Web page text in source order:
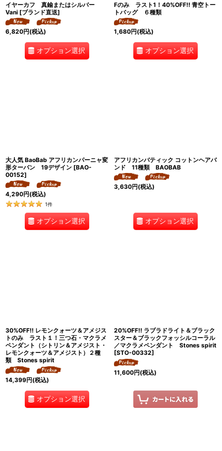
イヤーカフ 真鍮またはシルバー
Vani [ブランド直送]
6,820円(税込)
オプション選択
Fのみ ラスト1！40%OFF!! 青空トー
トバッグ ６種類
1,680円(税込)
オプション選択
大人気 BaoBab アフリカンパーニャ変
形ターバン 19デザイン [BAO-
00152]
4,290円(税込)
1件
オプション選択
アフリカンバティック コットンヘアバ
ンド 11種類 BAOBAB
3,630円(税込)
オプション選択
30%OFF!! レモンクォーツ＆アメジス
トのみ ラスト１！三つ石・マクラメ
ペンダント（シトリン＆アメジスト・
レモンクォーツ＆アメジスト）２種
類 Stones spirit
14,399円(税込)
オプション選択
20%OFF!! ラブラドライト＆ブラック
スター＆ブラックフォッシルコーラル
／マクラメペンダント Stones spirit
[STO-00332]
11,600円(税込)